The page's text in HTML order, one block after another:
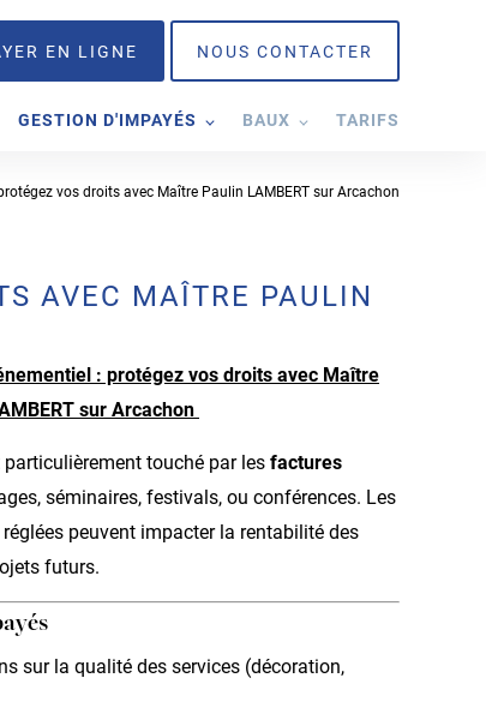
EN LIGNE NOUS CONTACTER
GESTION D'IMPAYÉS BAUX TARIFS
vos droits avec Maître Paulin LAMBERT sur Arcachon
AVEC MAÎTRE PAULIN
: protégez vos droits avec Maître
sur Arcachon
particulièrement touché par lesfactures
séminaires, festivals, ou conférences. Les
peuvent impacter la rentabilité des
futurs.
sur la qualité des services (décoration,